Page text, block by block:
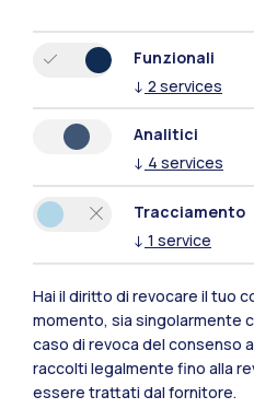
Polimi Community
Tutti i siti dell’ecosistema
Funzionali
↓ 2 services
Analitici
↓ 4 services
Tracciamento
↓ 1 service
Hai il diritto di revocare il tuo
momento, sia singolarmente
caso di revoca del consenso
raccolti legalmente fino alla
essere trattati dal fornitore.